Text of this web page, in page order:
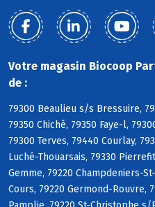
Votre magasin Biocoop
de :
79300 Beaulieu s/s Bressuire,
79350 Chiché, 79350 Faye-l,
79300 Terves, 79440 Courlay,
Luché-Thouarsais, 79330
Gemme, 79220 Champdeniers-
Cours, 79220 Germond-Rouvre,